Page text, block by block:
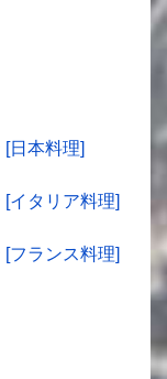
日本料理]
イタリア料理]
フランス料理]